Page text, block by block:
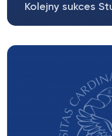
Kolejny sukces
Administracji